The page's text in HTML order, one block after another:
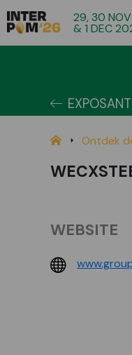
29, 30 NOV
& 1 DEC
Ontdek
WEBSITE